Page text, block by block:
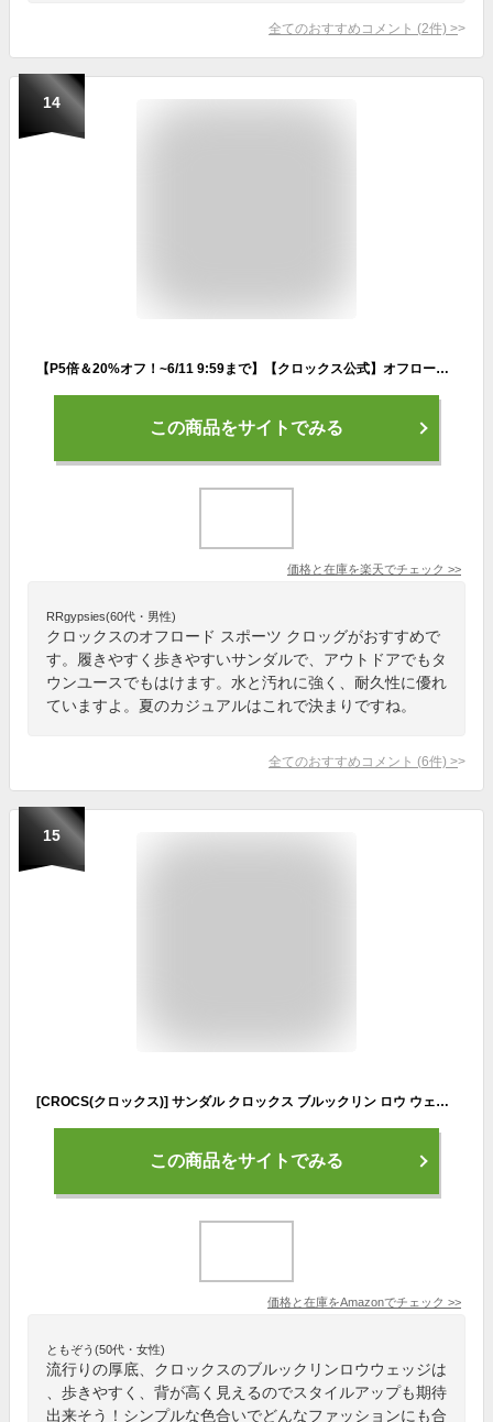
全てのおすすめコメント (2件) >
14
【P5倍＆20%オフ！~6/11 9:59まで】【クロックス公式】オフロード スポーツ クロッグ Offroad Sport Clog / crocs レディース メンズ サンダル 定番 履きやすい 正規 公式 耐久性 お手入れ簡単 履きやすい 歩きやすい 水に強い 汚れに強い
この商品をサイトでみる
価格と在庫を楽天でチェック >>
RRgypsies(60代・男性)
クロックスのオフロード スポーツ クロッグがおすすめで
す。履きやすく歩きやすいサンダルで、アウトドアでもタ
ウンユースでもはけます。水と汚れに強く、耐久性に優れ
ていますよ。夏のカジュアルはこれで決まりですね。
全てのおすすめコメント (6件) >
15
[CROCS(クロックス)] サンダル クロックス ブルックリン ロウ ウェッジ ウィメン レディース ブラック/ブラック 24 cm
この商品をサイトでみる
価格と在庫をAmazonでチェック >>
ともぞう(50代・女性)
流行りの厚底、クロックスのブルックリンロウウェッジは
、歩きやすく、背が高く見えるのでスタイルアップも期待
出来そう！シンプルな色合いでどんなファッションにも合